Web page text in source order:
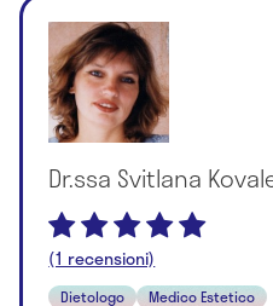
Dr.ssa Svitlana
(1 recensioni)
Dietologo Medico Estetico